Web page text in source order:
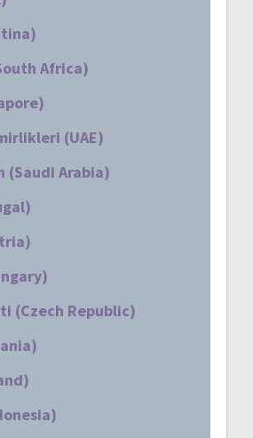
Africa)
(UAE)
(Saudi Arabia)
(Czech Republic)